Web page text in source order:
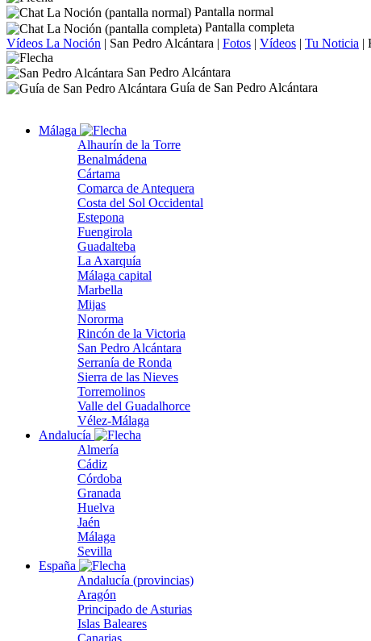
Pantalla normal
Pantalla completa
Vídeos La Noción | San Pedro Alcántara | Fotos | Vídeos | Tu Noticia |
San Pedro Alcántara
Guía de San Pedro Alcántara
Málaga
Alhaurín de la Torre
Benalmádena
Cártama
Comarca de Antequera
Costa del Sol Occidental
Estepona
Fuengirola
Guadalteba
La Axarquía
Málaga capital
Marbella
Mijas
Nororma
Rincón de la Victoria
San Pedro Alcántara
Serranía de Ronda
Sierra de las Nieves
Torremolinos
Valle del Guadalhorce
Vélez-Málaga
Andalucía
Almería
Cádiz
Córdoba
Granada
Huelva
Jaén
Málaga
Sevilla
España
Andalucía (provincias)
Aragón
Principado de Asturias
Islas Baleares